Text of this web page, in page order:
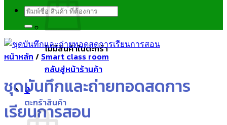
ไม่มีสินค้าในตะกร้า
กลับสู่หน้าร้านค้า
0
ตะกร้าสินค้า
ค้นหา:
หน้าหลัก / Smart class room
ชุดบันทึกและถ่ายทอดสดการ
เรียนการสอน